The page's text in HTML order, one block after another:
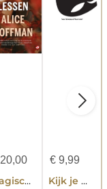
20,00
Magische lessen
€ 9,99
Kijk je mee, baby? 0-3 maanden